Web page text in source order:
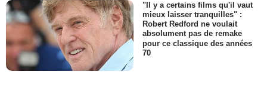
"Il y a certains films qu'il vaut
mieux laisser tranquilles" :
Robert Redford ne voulait
absolument pas de remake
pour ce classique des années
70